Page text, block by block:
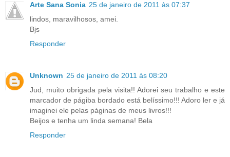
Arte Sana Sonia 25 de janeiro de 2011 às 07:37
lindos, maravilhosos, amei.
Bjs
Responder
Unknown 25 de janeiro de 2011 às 08:20
Jud, muito obrigada pela visita!! Adorei seu trabalho e este
marcador de págiba bordado está belíssimo!!! Adoro ler e já
imaginei ele pelas páginas de meus livros!!!
Beijos e tenha um linda semana! Bela
Responder